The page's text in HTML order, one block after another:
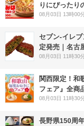
りにぴったり
08月03日 13時00
セブン-イレ
定発売｜名古
08月03日 11時30
関西限定！和
フェア』全商
08月03日 11時30
長野県150周